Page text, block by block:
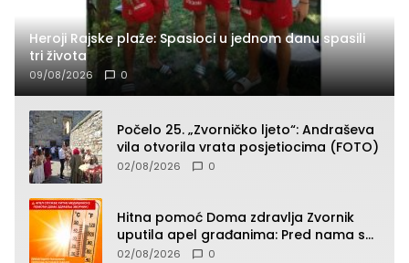
Heroji Rajske plaže: Spasioci u jednom danu spasili
tri života
09/08/2026 0
Počelo 25. „Zvorničko ljeto“: Andraševa
vila otvorila vrata posjetiocima (FOTO)
02/08/2026 0
Hitna pomoć Doma zdravlja Zvornik
uputila apel građanima: Pred nama su
temperature do 40°C, oprez zbog
02/08/2026 0